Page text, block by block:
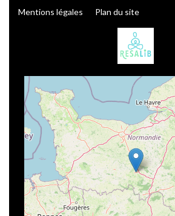
Mentions légales Plan du site